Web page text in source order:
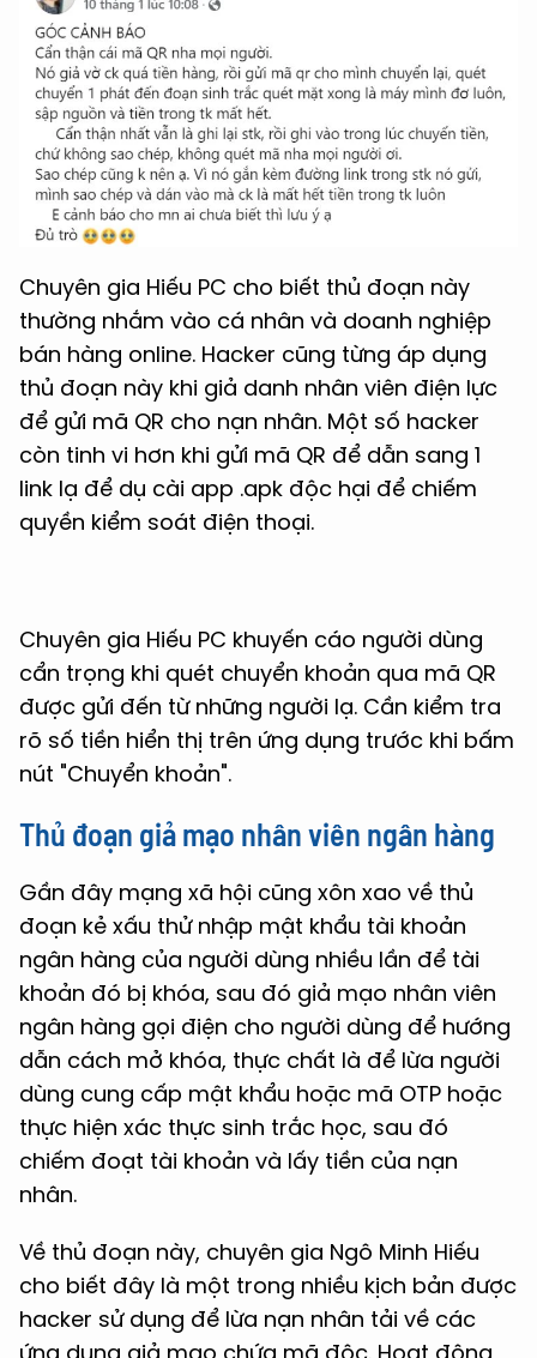
Chuyên gia Hiếu PC cho biết thủ đoạn này
thường nhắm vào cá nhân và doanh nghiệp
bán hàng online. Hacker cũng từng áp dụng
thủ đoạn này khi giả danh nhân viên điện lực
để gửi mã QR cho nạn nhân. Một số hacker
còn tinh vi hơn khi gửi mã QR để dẫn sang 1
link lạ để dụ cài app .apk độc hại để chiếm
quyền kiểm soát điện thoại.
Chuyên gia Hiếu PC khuyến cáo người dùng
cẩn trọng khi quét chuyển khoản qua mã QR
được gửi đến từ những người lạ. Cần kiểm tra
rõ số tiền hiển thị trên ứng dụng trước khi bấm
nút "Chuyển khoản".
Thủ đoạn giả mạo nhân viên ngân hàng
Gần đây mạng xã hội cũng xôn xao về thủ
đoạn kẻ xấu thử nhập mật khẩu tài khoản
ngân hàng của người dùng nhiều lần để tài
khoản đó bị khóa, sau đó giả mạo nhân viên
ngân hàng gọi điện cho người dùng để hướng
dẫn cách mở khóa, thực chất là để lừa người
dùng cung cấp mật khẩu hoặc mã OTP hoặc
thực hiện xác thực sinh trắc học, sau đó
chiếm đoạt tài khoản và lấy tiền của nạn
nhân.
Về thủ đoạn này, chuyên gia Ngô Minh Hiếu
cho biết đây là một trong nhiều kịch bản được
hacker sử dụng để lừa nạn nhân tải về các